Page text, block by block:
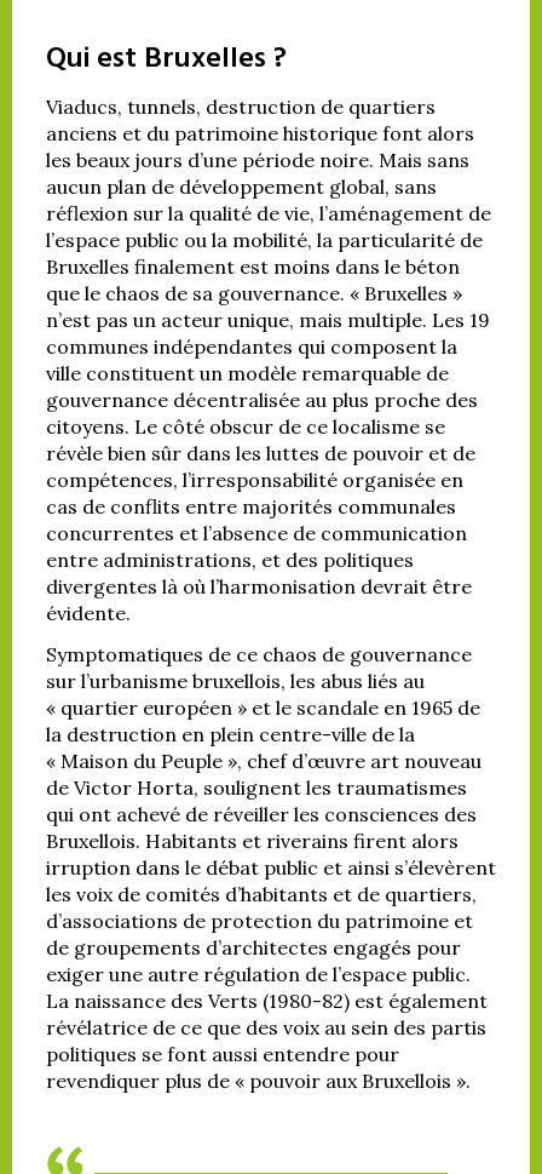
Qui est Bruxelles ?
Viaducs, tunnels, destruction de quartiers
anciens et du patrimoine historique font alors
les beaux jours d’une période noire. Mais sans
aucun plan de développement global, sans
réflexion sur la qualité de vie, l’aménagement de
l’espace public ou la mobilité, la particularité de
Bruxelles finalement est moins dans le béton
que le chaos de sa gouvernance. « Bruxelles »
n’est pas un acteur unique, mais multiple. Les 19
communes indépendantes qui composent la
ville constituent un modèle remarquable de
gouvernance décentralisée au plus proche des
citoyens. Le côté obscur de ce localisme se
révèle bien sûr dans les luttes de pouvoir et de
compétences, l’irresponsabilité organisée en
cas de conflits entre majorités communales
concurrentes et l’absence de communication
entre administrations, et des politiques
divergentes là où l’harmonisation devrait être
évidente.
Symptomatiques de ce chaos de gouvernance
sur l’urbanisme bruxellois, les abus liés au
« quartier européen » et le scandale en 1965 de
la destruction en plein centre-ville de la
« Maison du Peuple », chef d’œuvre art nouveau
de Victor Horta, soulignent les traumatismes
qui ont achevé de réveiller les consciences des
Bruxellois. Habitants et riverains firent alors
irruption dans le débat public et ainsi s’élevèrent
les voix de comités d’habitants et de quartiers,
d’associations de protection du patrimoine et
de groupements d’architectes engagés pour
exiger une autre régulation de l’espace public.
La naissance des Verts (1980-82) est également
révélatrice de ce que des voix au sein des partis
politiques se font aussi entendre pour
revendiquer plus de « pouvoir aux Bruxellois ».